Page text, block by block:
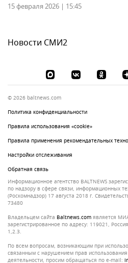
15 февраля 2026 | 15:45
Новости СМИ2
© 2026 baltnews.com
Политика конфиденциальности
Правила использования «cookie»
Правила применения рекомендательных
Настройки отслеживания
Обратная связь
Информационное агентство BALTNEWS
по надзору в сфере связи, информационных
(Роскомнадзор) 17 августа 2018 г.
73480
Владельцем сайта
baltnews.com является
зарегистрированное по адресу: 119021,
1,2.3.
По всем вопросам, возникающим при
связанным с нарушением прав
деятельности, просим обращаться по e-mail: